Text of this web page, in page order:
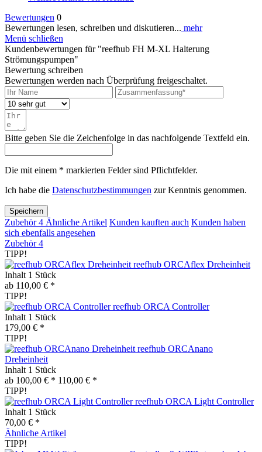
Bewertungen 0
Bewertungen lesen, schreiben und diskutieren... mehr
Menü schließen
Kundenbewertungen für "reefhub FH M-XL Halterung
Strömungspumpen"
Bewertung schreiben
Bewertungen werden nach Überprüfung freigeschaltet.
Bitte geben Sie die Zeichenfolge in das nachfolgende Textfeld ein.
Die mit einem * markierten Felder sind Pflichtfelder.
Ich habe die Datenschutzbestimmungen zur Kenntnis genommen.
Speichern
Zubehör4 Ähnliche Artikel Kunden kauften auch Kunden haben
sich ebenfalls angesehen
Zubehör4
TIPP!
reefhub ORCAflex Dreheinheit
Inhalt 1 Stück
ab 110,00 € *
TIPP!
reefhub ORCA Controller
Inhalt 1 Stück
179,00 € *
TIPP!
reefhub ORCAnano
Dreheinheit
Inhalt 1 Stück
ab 100,00 € * 110,00 € *
TIPP!
reefhub ORCA Light Controller
Inhalt 1 Stück
70,00 € *
Ähnliche Artikel
TIPP!